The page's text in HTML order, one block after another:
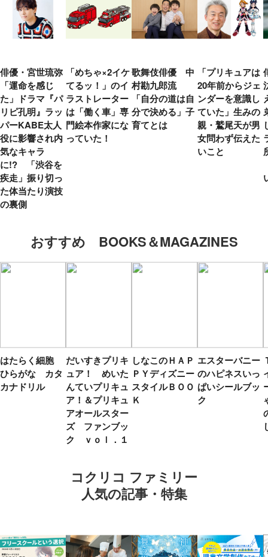
俳優・宮世琉弥
「運命を感じ
た」ドラマ『パ
リピ孔明』ラッ
パーKABE太人
役に影響され内
気なキャラ
に!? 「渋谷を
疾走」振り切っ
た体当たり演技
の裏側
「めちゃ×2イケ
てるッ！」のイ
ラストレーター
は「働く車」専
門絵本作家にな
っていた！
歌舞伎俳優 中
村勘九郎流
「自分の道は自
分で決める」子
育てとは
「プリキュアは
20年前からジェ
ンダーを意識し
ていた」生みの
親・鷲尾天が男
女問わず伝えた
いこと
おすすめ BOOKS＆MAGAZINES
はたらく細胞
ひらがな カタ
カナドリル
だいすきプリキ
ュア！ めいた
んていプリキュ
ア！＆プリキュ
アオールスター
ズ ファンブッ
ク ｖｏｌ．１
しなこのＨＡＰ
ＰＹディズニー
スタイルＢＯＯ
Ｋ
エスターバニー
のハピネスいっ
ぱいシールブッ
ク
コクリコ ファミリー
人気の記事・特集